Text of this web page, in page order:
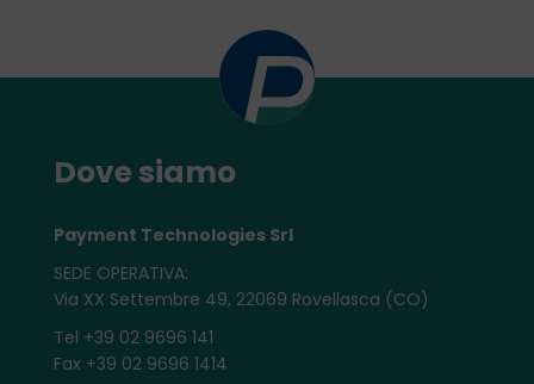
Dove siamo
Payment Technologies Srl
SEDE OPERATIVA:
Via XX Settembre 49, 22069 Rovellasca (CO)
Tel +39 02 9696 141
Fax +39 02 9696 1414